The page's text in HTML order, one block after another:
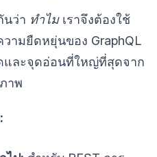
นว่า ทำไมเราจึงต้องใช้
ามยืดหยุ่นของ GraphQL
และจุดอ่อนที่ใหญ่ที่สุดจาก
าพ